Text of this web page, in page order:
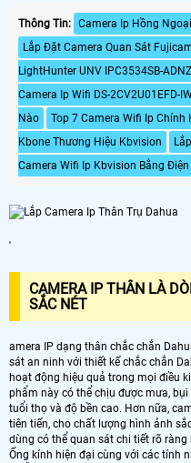
băng thông lưu trữ một cách hiệu
quả. Ngoài ra với camera 8
Thông Tin: Camera Ip Hồng
Lắp Đặt Camera Quan Sát
LightHunter UNV IPC3534SB-
Camera Ip Wifi DS-2CV2U01EFD-
Nào
Top 7 Camera Wifi Ip Chính
Kbone Thương Hiệu Kbvision
Camera Wifi Ip Kbvision Bằng Điện
'
CAMERA IP THÂN LÀ
SẮC NÉT
amera IP dạng thân chắc chắn
sát an ninh với thiết kế chắc chắn
hoạt động hiệu quả trong mọi điều
phẩm này có thể chịu được mưa,
tuổi thọ và độ bền cao. Hơn nữa,
tiên tiến, cho chất lượng hình ảnh
dùng có thể quan sát chi tiết rõ
Ống kính hiện đại cùng với các tính